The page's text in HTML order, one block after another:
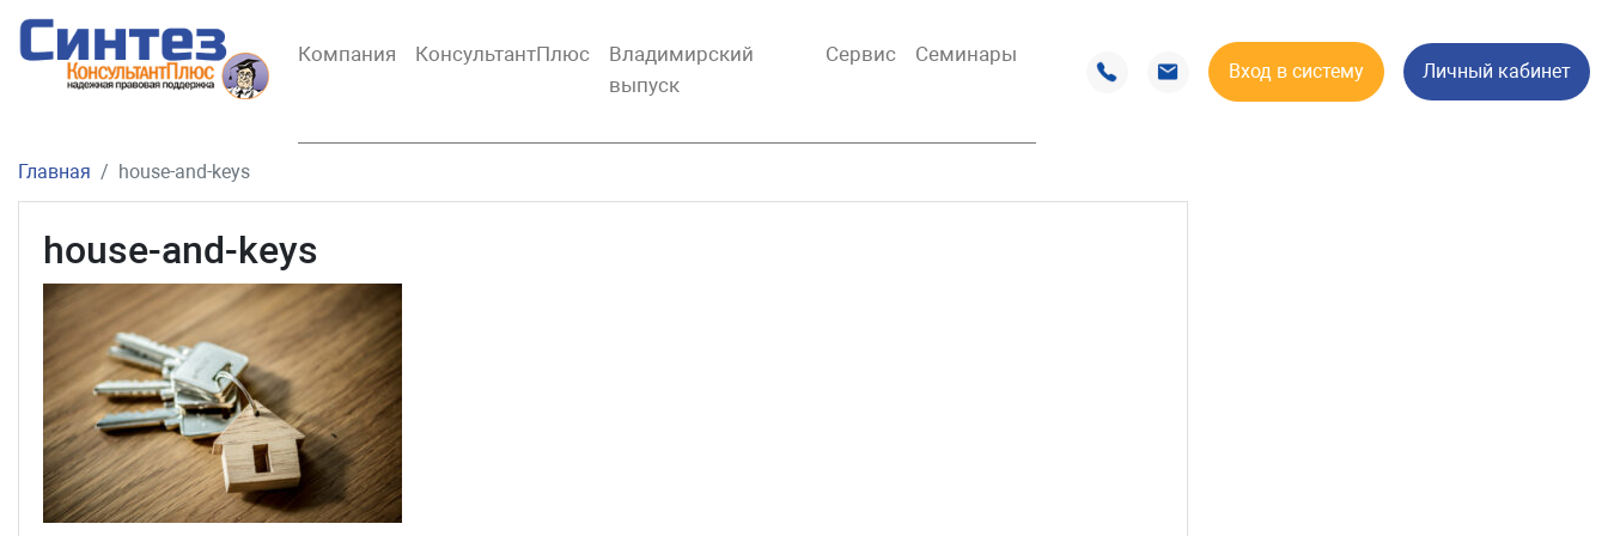
Компания КонсультантПлюс
Владимирский
выпуск
Сервис Семинары
Вход в систему Личный кабинет
Главная house-and-keys
house-and-keys